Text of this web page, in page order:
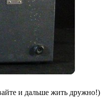
и дальше жить дружно!)